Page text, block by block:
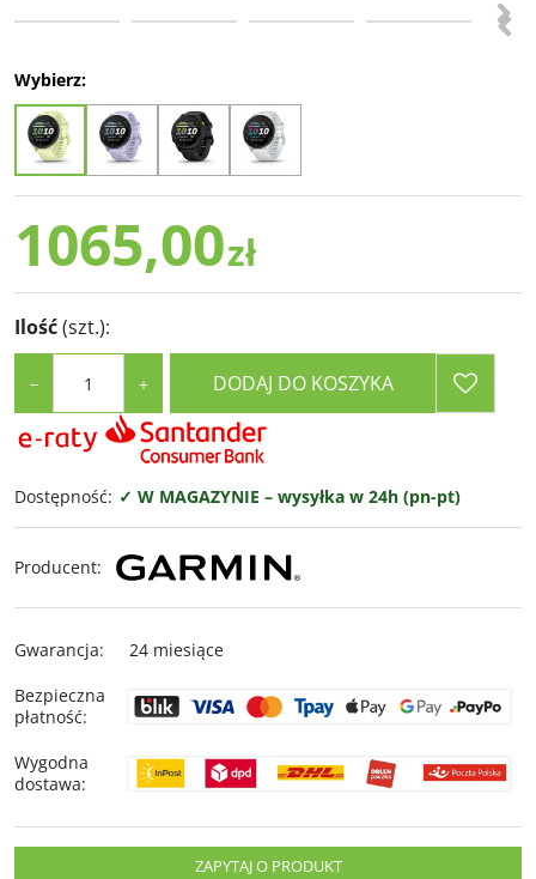
<
Wybierz:
1065,00zł
Ilość(szt.):
− + DODAJ DO KOSZYKA
Dostępność: ✓ W MAGAZYNIE – wysyłka w 24h (pn-pt)
Producent:
Gwarancja:
24 miesiące
Bezpieczna
płatność:
Wygodna
dostawa:
ZAPYTAJ O PRODUKT